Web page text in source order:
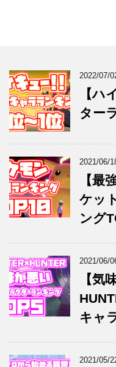
2022/07/
【ハ
ター
2021/06/
【最
ケッ
ング
2021/06/
【気
キャ
2021/05/